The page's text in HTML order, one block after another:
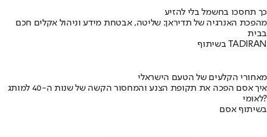
כך תחסכו בחשמל בלי להזיע
מהפכת האנרגיה של תדיראן: שליטה, אבטחת מידע וניהול אקלים חכם
בבית
בשיתוף TADIRAN
מאחורי הקלעים של הטעם הישראלי
איך אסם הפכה את תקופת הצנע והמחסור הקשה של שנות ה-40 למותג
לאומי?
בשיתוף אסם